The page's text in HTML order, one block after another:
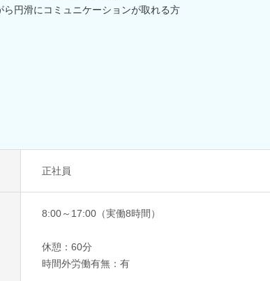
ら円滑にコミュニケーションが取れる方
正社員
8:00～17:00（実働8時間）
休憩：60分
時間外労働有無：有